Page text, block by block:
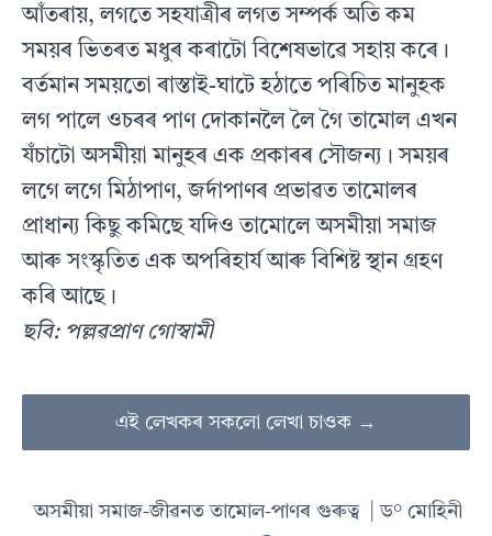
আঁতৰায়, লগতে সহযাত্রীৰ লগত সম্পর্ক অতি কম
সময়ৰ ভিতৰত মধুৰ কৰাটো বিশেষভাৱে সহায় কৰে।
বর্তমান সময়তো ৰাস্তাই-ঘাটে হঠাতে পৰিচিত মানুহক
লগ পালে ওচৰৰ পাণ দোকানলৈ লৈ গৈ তামোল এখন
যঁচাটো অসমীয়া মানুহৰ এক প্ৰকাৰৰ সৌজন্য। সময়ৰ
লগে লগে মিঠাপাণ, জৰ্দাপাণৰ প্ৰভাৱত তামোলৰ
প্ৰাধান্য কিছু কমিছে যদিও তামোলে অসমীয়া সমাজ
আৰু সংস্কৃতিত এক অপৰিহাৰ্য আৰু বিশিষ্ট স্থান গ্রহণ
কৰি আছে।
ছবি: পল্লৱপ্ৰাণ গোস্বামী
এই লেখকৰ সকলো লেখা চাওক →
অসমীয়া সমাজ-জীৱনত তামোল-পাণৰ গুৰুত্ব
| ড° মোহিনী